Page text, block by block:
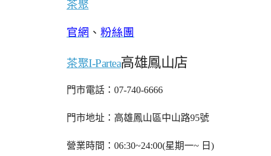
茶聚
官網 、 粉絲團
茶聚I-Partea高雄鳳山店
門市電話：07-740-6666
門市地址：高雄鳳山區中山路95號
營業時間：06:30~24:00(星期一~ 日)